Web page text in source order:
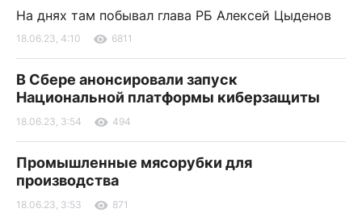
На днях там побывал глава РБ Алексей Цыденов
18.06.23, 4:10 6811
В Сбере анонсировали запуск
Национальной платформы киберзащиты
18.06.23, 3:54 494
Промышленные мясорубки для
производства
18.06.23, 3:53 871